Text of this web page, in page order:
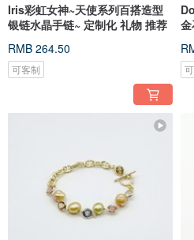
Iris彩虹女神~天使系列百搭造型
银链水晶手链~ 定制化 礼物 推荐
RMB 264.50
可客制